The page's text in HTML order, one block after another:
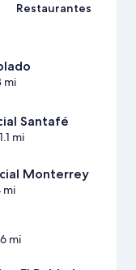
Restaurantes
mi
Santafé
mi
Monterrey
mi